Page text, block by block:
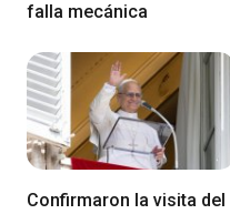
falla mecánica
Confirmaron la visita del